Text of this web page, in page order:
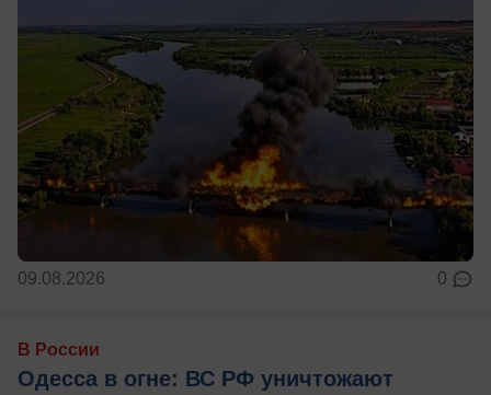
09.08.2026 0
В России
Одесса в огне: ВС РФ уничтожают